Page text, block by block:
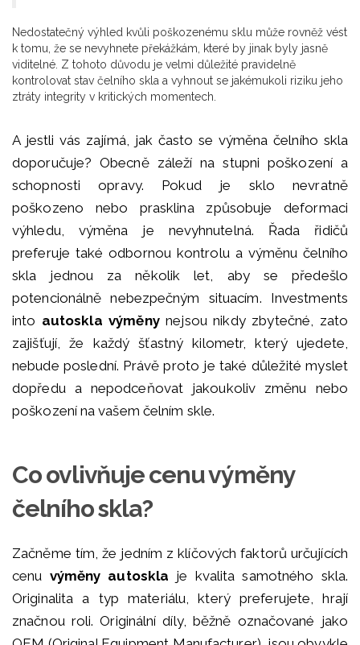
Nedostatečný výhled kvůli poškozenému sklu může rovněž vést
k tomu, že se nevyhnete překážkám, které by jinak byly jasně
viditelné. Z tohoto důvodu je velmi důležité pravidelně
kontrolovat stav čelního skla a vyhnout se jakémukoli riziku jeho
ztráty integrity v kritických momentech.
A jestli vás zajímá, jak často se výměna čelního skla
doporučuje? Obecně záleží na stupni poškození a
schopnosti opravy. Pokud je sklo nevratně
poškozeno nebo prasklina způsobuje deformaci
výhledu, výměna je nevyhnutelná. Řada řidičů
preferuje také odbornou kontrolu a výměnu čelního
skla jednou za několik let, aby se předešlo
potencionálně nebezpečným situacím. Investments
into autoskla výměnynejsou nikdy zbytečné, zato
zajišťují, že každý šťastný kilometr, který ujedete,
nebude poslední. Právě proto je také důležité myslet
dopředu a nepodceňovat jakoukoliv změnu nebo
poškození na vašem čelním skle.
Co ovlivňuje cenu výměny
čelního skla?
Začněme tím, že jedním z klíčových faktorů určujících
cenu výměny autoskla je kvalita samotného skla.
Originalita a typ materiálu, který preferujete, hrají
značnou roli. Originální díly, běžně označované jako